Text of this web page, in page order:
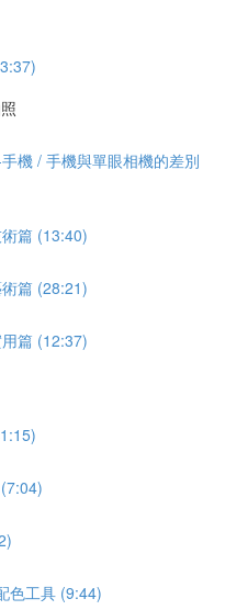
機 / 手機與單眼相機的差別
篇 (13:40)
篇 (28:21)
篇 (12:37)
色工具 (9:44)